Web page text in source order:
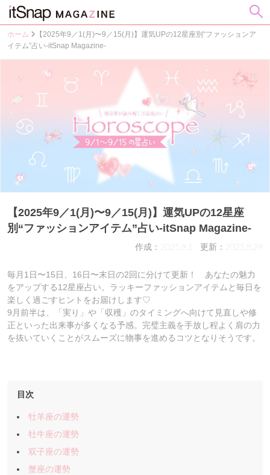
ホーム
【2025年9／1(月)〜9／15(月)】運気UPの12星座別“ファッションア
イテム”占い-itSnap Magazine-
【2025年9／1(月)〜9／15(月)】運気UPの12星座
別“ファッションアイテム”占い-itSnap Magazine-
作成：2025.9.1 更新：2025.8.29
毎月1日〜15日、16日〜末日の2回に分けて更新！ あなたの魅力
をアップする12星座占い。ラッキーファッションアイテムと毎日を
楽しく過ごすヒントをお届けします♡
9月前半は、「実り」や「収穫」のタイミングへ向けて見直しや修
正といった出来事が多くなる予感。完璧主義を手放し程よく肩の力
を抜いていくことがスムーズに物事を進めるコツとなりそうです。
目次
牡羊座の運勢
牡牛座の運勢
双子座の運勢
蟹座の運勢